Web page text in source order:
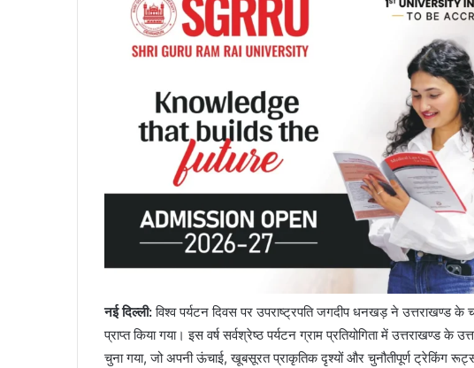
नई दिल्ली:विश्व पर्यटन दिवस पर उपराष्ट्रपति जगदीप धनखड़ ने उत्तराखण्ड के
प्राप्त किया गया। इस वर्ष सर्वश्रेष्ठ पर्यटन ग्राम प्रतियोगिता में उत्तराखण्ड
चुना गया, जो अपनी ऊंचाई, खूबसूरत प्राकृतिक दृश्यों और चुनौतीपूर्ण ट्रेकिंग